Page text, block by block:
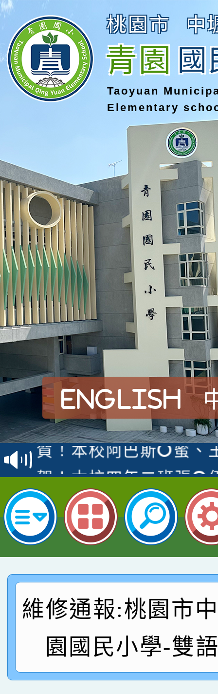
桃園市 中
青園國
Taoyuan
Elementary
English
賀！本校參加桃園市中
賽 洪綺君教師榮獲社
名
賀！本校阿巴斯O蜜、
倩參加桃園市科展 國
名 指導老師王老師、
賀！本校四年二班張O
桃園市英語競賽國小朗
名，指導老師林老師
賀！本校參加桃園市中
賽 劉文瑛教師榮獲教
賀！本校參與2026世
創客第三名。
賽 洪綺君教師榮獲社
名
賀！本校阿巴斯O蜜、
倩參加桃園市科展 國
名 指導老師王老師、
賀！本校四年二班張O
桃園市英語競賽國小朗
賀！本校參加桃園市中
維修通報:桃園市
園國民小學-雙